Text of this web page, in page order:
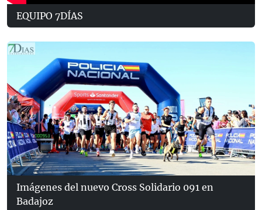
EQUIPO 7DÍAS
Imágenes del nuevo Cross Solidario 091 en
Badajoz